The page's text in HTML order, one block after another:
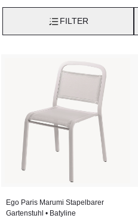
FILTER
Ego Paris Marumi Stapelbarer
Gartenstuhl • Batyline